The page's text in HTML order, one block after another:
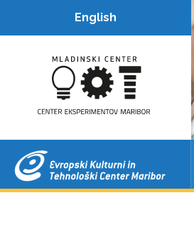
eksperimentov
Maribor
English